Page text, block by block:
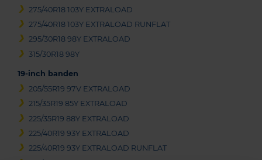
275/40R18 103Y EXTRALOAD
275/40R18 103Y EXTRALOAD RUNFLAT
295/30R18 98Y EXTRALOAD
315/30R18 98Y
19-inch banden
205/55R19 97V EXTRALOAD
215/35R19 85Y EXTRALOAD
225/35R19 88Y EXTRALOAD
225/40R19 93Y EXTRALOAD
225/40R19 93Y EXTRALOAD RUNFLAT